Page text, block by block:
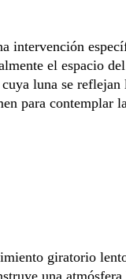
intervención
el espacio del
cuya luna se
para contemplar
giratorio
una